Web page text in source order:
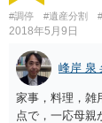
#調停 #遺産分割
2018年5月9日
峰岸 泉
家事，料理，雑
点で，一応母親